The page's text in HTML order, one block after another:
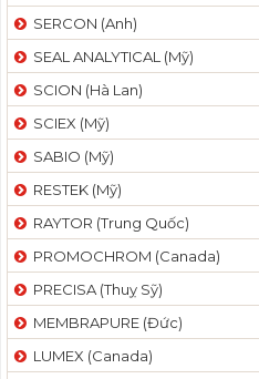
SERCON (Anh)
SEAL ANALYTICAL (Mỹ)
SCION (Hà Lan)
SCIEX (Mỹ)
SABIO (Mỹ)
RESTEK (Mỹ)
RAYTOR (Trung Quốc)
PROMOCHROM (Canada)
PRECISA (Thuỵ Sỹ)
MEMBRAPURE (Đức)
LUMEX (Canada)